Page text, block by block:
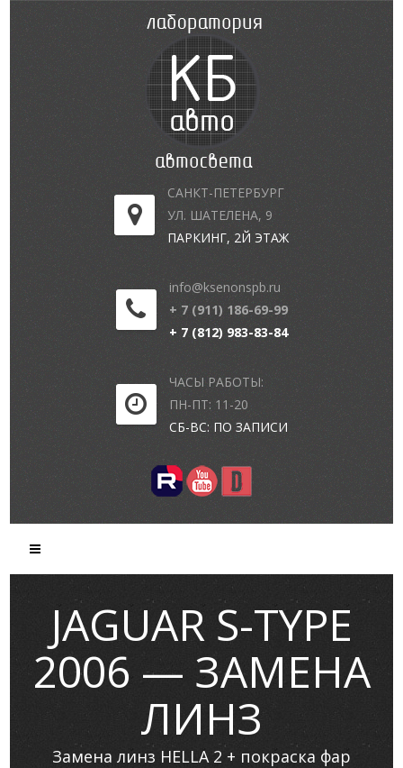
САНКТ-ПЕТЕРБУРГ
УЛ. ШАТЕЛЕНА, 9
ПАРКИНГ, 2Й ЭТАЖ
info@ksenonspb.ru
+ 7 (911) 186-69-99
+ 7 (812) 983-83-84
ЧАСЫ РАБОТЫ:
ПН-ПТ: 11-20
СБ-ВС: ПО ЗАПИСИ
JAGUAR S-TYPE
2006 — ЗАМЕНА
ЛИНЗ
Замена линз HELLA 2 + покраска фар